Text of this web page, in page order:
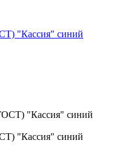
"Кассия" синий
"Кассия" синий